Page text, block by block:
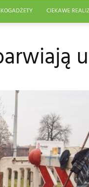
Abrys
CIEKAWE